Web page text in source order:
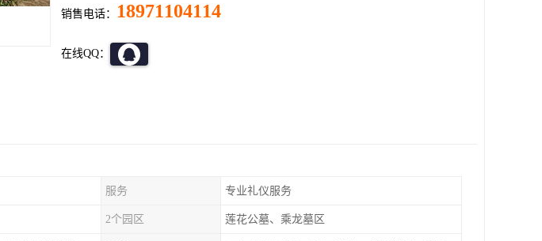
销售电话： 18971104114
在线QQ：
服务 专业礼仪服务
2个园区 莲花公墓、乘龙墓区